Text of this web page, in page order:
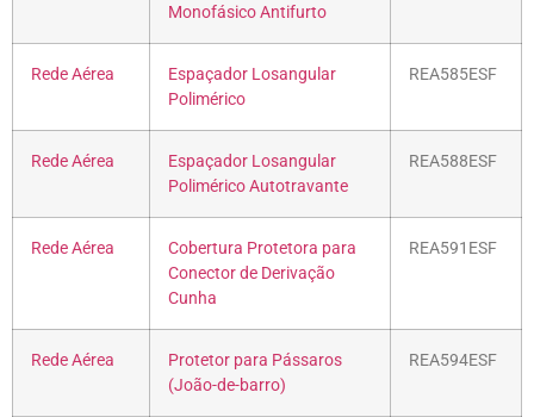
Monofásico Antifurto
Rede Aérea
Espaçador Losangular
Polimérico
REA585ESF
Rede Aérea
Espaçador Losangular
Polimérico Autotravante
REA588ESF
Rede Aérea
Cobertura Protetora para
Conector de Derivação
Cunha
REA591ESF
Rede Aérea
Protetor para Pássaros
(João-de-barro)
REA594ESF